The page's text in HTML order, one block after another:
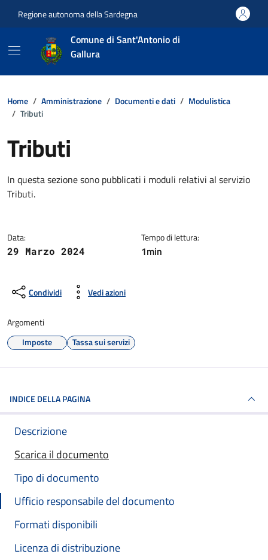
Regione autonoma della Sardegna
Comune di Sant'Antonio di
Gallura
Home Amministrazione Documenti e dati
Modulistica
Tributi
Tributi
Dettagli della notizia
In questa sezione sono pubblicati i moduli relativi al servizio
Tributi.
Data:
29 Marzo 2024
Tempo di lettura:
1min
Condividi Vedi azioni
Argomenti
Imposte
Tassa sui servizi
INDICE DELLA PAGINA
Descrizione
Scarica il documento
Tipo di documento
Ufficio responsabile del documento
Formati disponibili
Licenza di distribuzione